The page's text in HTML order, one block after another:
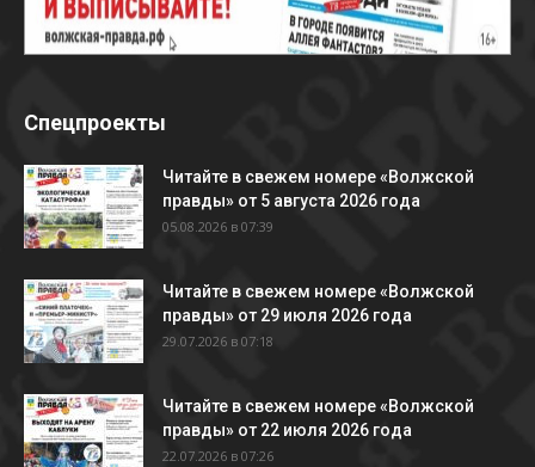
Спецпроекты
Читайте в свежем номере «Волжской
правды» от 5 августа 2026 года
05.08.2026 в 07:39
Читайте в свежем номере «Волжской
правды» от 29 июля 2026 года
29.07.2026 в 07:18
Читайте в свежем номере «Волжской
правды» от 22 июля 2026 года
22.07.2026 в 07:26